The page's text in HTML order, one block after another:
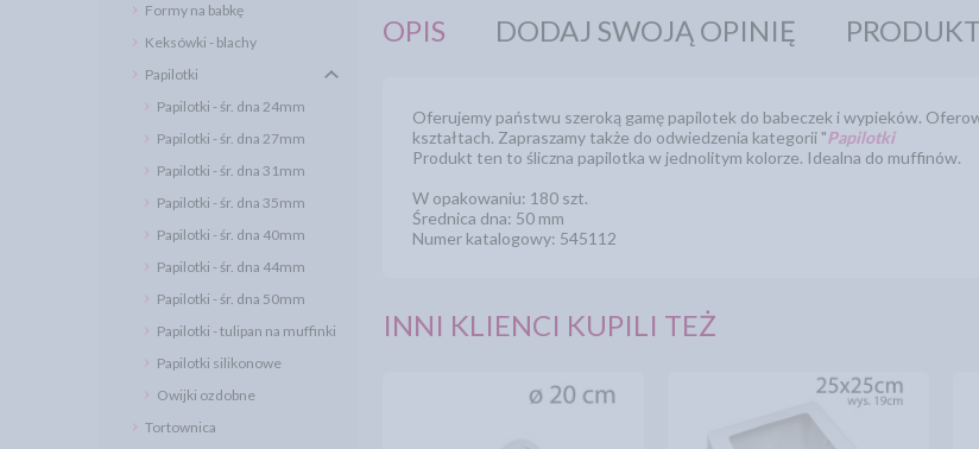
Formy na babkę
Keksówki - blachy
Papilotki
Papilotki - śr. dna 24mm
Papilotki - śr. dna 27mm
Papilotki - śr. dna 31mm
Papilotki - śr. dna 35mm
Papilotki - śr. dna 40mm
Papilotki - śr. dna 44mm
Papilotki - śr. dna 50mm
Papilotki - tulipan na muffinki
Papilotki silikonowe
Owijki ozdobne
Tortownica
OPIS DODAJ SWOJĄ OPINIĘ
Oferujemy państwu szeroką gamę papilotek do babeczek i wypieków.
kształtach. Zapraszamy także do odwiedzenia kategorii "Papilotki
Produkt ten to śliczna papilotka w jednolitym kolorze. Idealna do muffinów.
W opakowaniu: 180 szt.
Średnica dna: 50 mm
Numer katalogowy: 545112
INNI KLIENCI KUPILI TEŻ